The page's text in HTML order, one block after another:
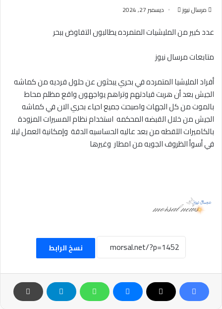
مرسال نيوز
أرسل
إلكترونيا
ديسمبر 27, 2024
عدد كبير من المليشيات المتمرده يطالبون التفاوض ببحر
متابعات مرسال نيوز
أفراد المليشيا المتمرده في بحري يبحثون عن حلول فرديه من كماشه
الجيش بعد أن هربت قيادتهم وتراهم يواجهون واقع مظلم محاط
بالموت من كل الجهات واصبحت جميع احياء بحري الان في كماشه
الجيش من خلال القبضه المحكمه استخدام نظام المسيرات المزودة
بالكاميرات اللقطه من بعد عاليه الحساسيه الدقة وإمكانية العمل ليلا
في أسوأ الظروف الجويه من امطار وغيرها
نسخ الرابط